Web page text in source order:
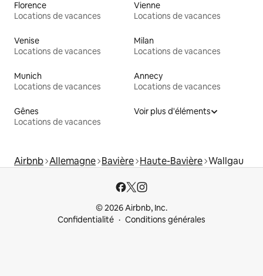
Florence
Locations de vacances
Vienne
Locations de vacances
Venise
Locations de vacances
Milan
Locations de vacances
Munich
Locations de vacances
Annecy
Locations de vacances
Gênes
Locations de vacances
Voir plus d'éléments
Airbnb Allemagne Bavière Haute-Bavière Wallgau
© 2026 Airbnb, Inc.
Confidentialité
Conditions générales